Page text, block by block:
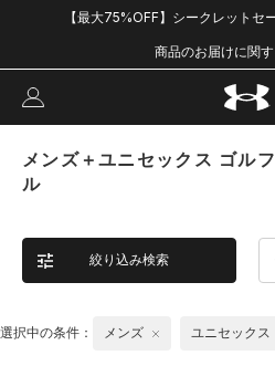
【最大75%OFF】シークレットセ
商品のお届けに関
メンズ＋ユニセックス ゴル
ル
絞り込み検索
選択中の条件： メンズ ユニセックス